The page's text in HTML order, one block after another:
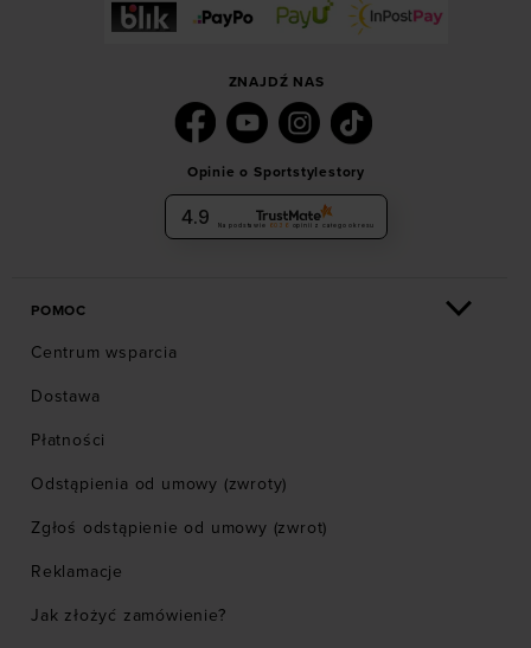
ZNAJDŹ NAS
Opinie o Sportstylestory
4.9 Na podstawie 6036 opinii z całego okresu
POMOC
Centrum wsparcia
Dostawa
Płatności
Odstąpienia od umowy (zwroty)
Zgłoś odstąpienie od umowy (zwrot)
Reklamacje
Jak złożyć zamówienie?